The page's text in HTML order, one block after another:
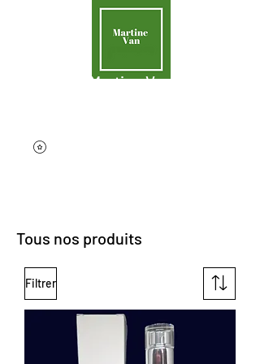
Martine Van
Tous nos produits
Filtrer